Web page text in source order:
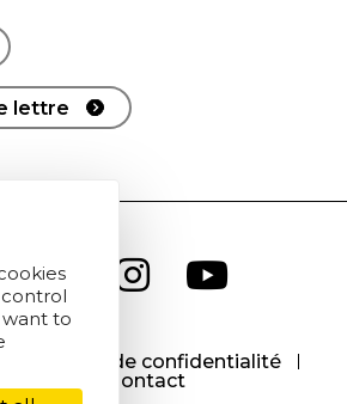
lettre
Politique de confidentialité
Contact
control
to